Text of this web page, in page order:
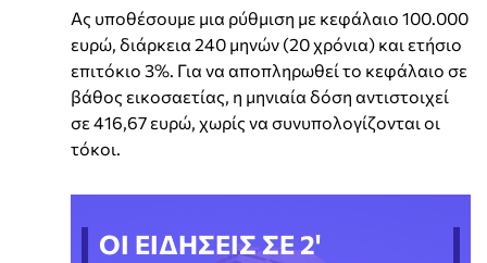
Ας υποθέσουμε μια ρύθμιση με κεφάλαιο 100.000
ευρώ, διάρκεια 240 μηνών (20 χρόνια) και ετήσιο
επιτόκιο 3%. Για να αποπληρωθεί το κεφάλαιο σε
βάθος εικοσαετίας, η μηνιαία δόση αντιστοιχεί
σε 416,67 ευρώ, χωρίς να συνυπολογίζονται οι
τόκοι.
ΟΙ ΕΙΔΗΣΕΙΣ ΣΕ 2'